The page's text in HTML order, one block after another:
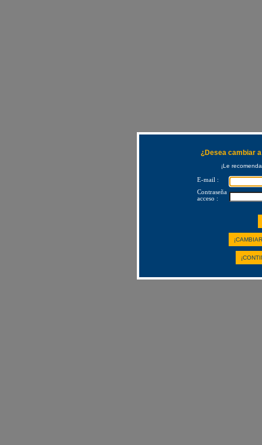
¿Desea cambiar
¡Le
E-mail :
Contraseña
acceso :